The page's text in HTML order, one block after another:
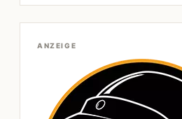
ANZEIGE